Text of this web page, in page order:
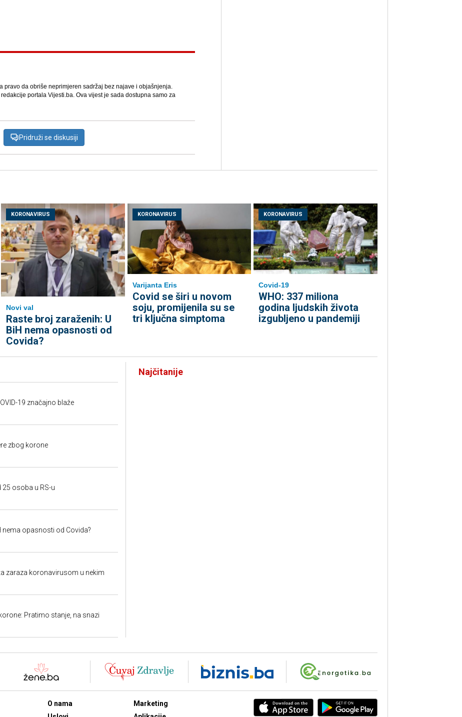
pravo da obriše neprimjeren sadržaj bez najave i objašnjenja.
portala Vijesti.ba. Ova vijest je sada dostupna samo za
Pridruži se diskusiji
KORONAVIRUS
Novi val
Raste broj zaraženih: U
BiH nema opasnosti od
Covida?
KORONAVIRUS
Varijanta Eris
Covid se širi u novom
soju, promijenila su se
tri ključna simptoma
KORONAVIRUS
Covid-19
WHO: 337 miliona
godina ljudskih života
izgubljeno u pandemiji
19 značajno blaže
zbog korone
osoba u RS-u
nema opasnosti od Covida?
zaraza koronavirusom u nekim
Pratimo stanje, na snazi
Najčitanije
O nama
Marketing